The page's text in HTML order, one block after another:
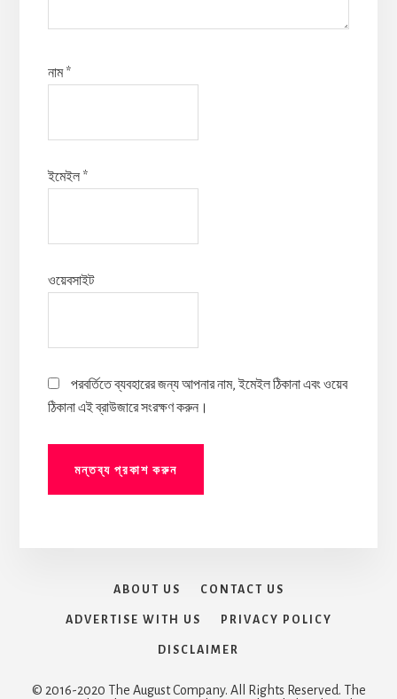
নাম*
ইমেইল *
ওয়েবসাইট
পরবর্তিতে ব্যবহারের জন্য আপনার নাম, ইমেইল ঠিকানা এবং ওয়েব
ঠিকানা এই ব্রাউজারে সংরক্ষণ করুন।
ABOUT US CONTACT US
ADVERTISE WITH US PRIVACY POLICY
DISCLAIMER
© 2016-2020 The August Company. All Rights Reserved. The